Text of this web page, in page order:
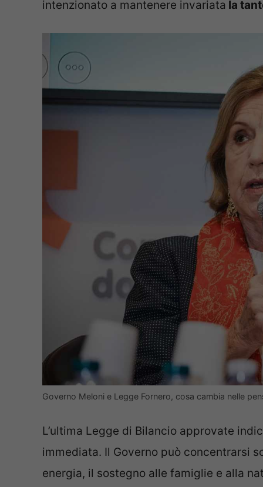
intenzionato a mantenere invariata la
Governo Meloni e Legge Fornero, cosa cambia nelle
L’ultima Legge di Bilancio approvate
immediata. Il Governo può concentrarsi
energia, il sostegno alle famiglie e alla